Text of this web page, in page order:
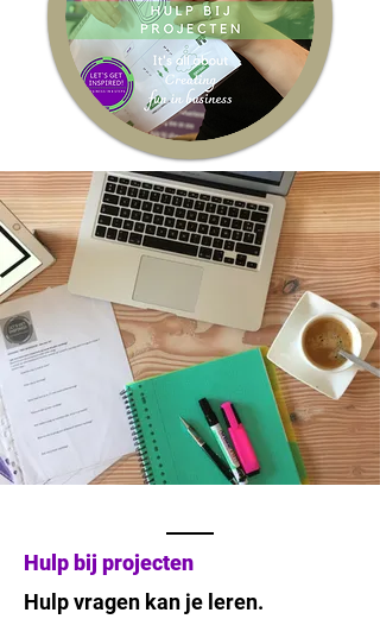
Hulp bij projecten
Hulp vragen kan je leren.